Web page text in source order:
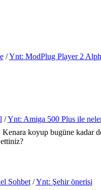
/Ynt: ModPlug Player 2
/Ynt: Amiga 500 Plus ile
koyup bugüne kadar
Sohbet/Ynt: Şehir önerisi